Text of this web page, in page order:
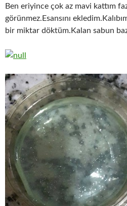
Ben eriyince çok az mavi kattım
görünmez.Esansını
bir miktar döktüm.Kalan sabun